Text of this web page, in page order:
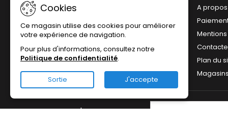
Nouveaux produits
A propos
Plan du
Magasins
Cookies
Ce magasin utilise des cookies pour améliorer
votre expérience de navigation.
Pour plus d'informations, consultez notre
Politique de confidentialité.
Sortie J'accepte
LETTRE D'INFORMATIONS